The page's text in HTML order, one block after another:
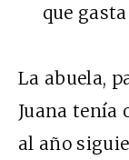
que gasta
La abuela,
Juana tenía
al año